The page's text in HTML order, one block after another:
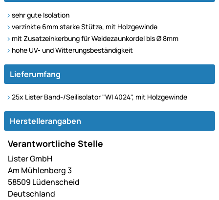
sehr gute Isolation
verzinkte 6mm starke Stütze, mit Holzgewinde
mit Zusatzeinkerbung für Weidezaunkordel bis Ø 8mm
hohe UV- und Witterungsbeständigkeit
Lieferumfang
25x Lister Band-/Seilisolator "WI 4024", mit Holzgewinde
Herstellerangaben
Verantwortliche Stelle
Lister GmbH
Am Mühlenberg 3
58509 Lüdenscheid
Deutschland